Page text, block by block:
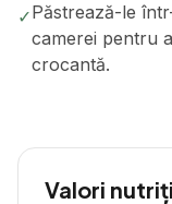
✓Păstrează-le
camerei pentru
crocantă.
Valori